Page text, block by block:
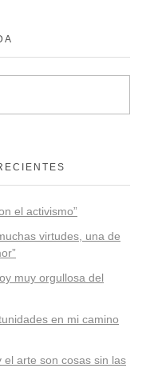
el activismo”
virtudes, una de
muy orgullosa del
en mi camino
el arte son cosas sin las